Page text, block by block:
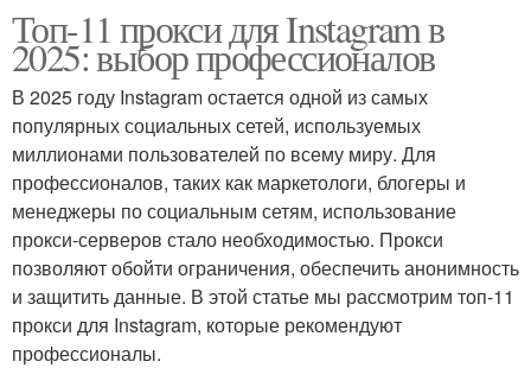
Топ-11 прокси для Instagram в
2025: выбор профессионалов
В 2025 году Instagram остается одной из самых
популярных социальных сетей, используемых
миллионами пользователей по всему миру. Для
профессионалов, таких как маркетологи, блогеры и
менеджеры по социальным сетям, использование
прокси-серверов стало необходимостью. Прокси
позволяют обойти ограничения, обеспечить анонимность
и защитить данные. В этой статье мы рассмотрим топ-11
прокси для Instagram, которые рекомендуют
профессионалы.